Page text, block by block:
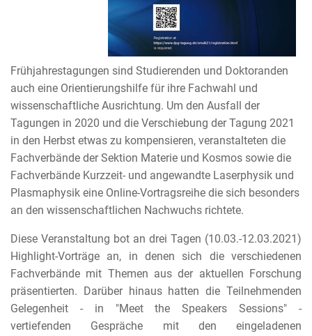
Frühjahrestagungen sind Studierenden und Doktoranden
auch eine Orientierungshilfe für ihre Fachwahl und
wissenschaftliche Ausrichtung. Um den Ausfall der
Tagungen in 2020 und die Verschiebung der Tagung 2021
in den Herbst etwas zu kompensieren, veranstalteten die
Fachverbände der Sektion Materie und Kosmos sowie die
Fachverbände Kurzzeit- und angewandte Laserphysik und
Plasmaphysik eine Online-Vortragsreihe die sich besonders
an den wissenschaftlichen Nachwuchs richtete.
Diese Veranstaltung bot an drei Tagen (10.03.-12.03.2021)
Highlight-Vorträge an, in denen sich die verschiedenen
Fachverbände mit Themen aus der aktuellen Forschung
präsentierten. Darüber hinaus hatten die Teilnehmenden
Gelegenheit - in "Meet the Speakers Sessions" -
vertiefenden Gespräche mit den eingeladenen